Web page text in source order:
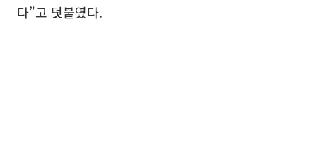
다”고 덧붙였다.